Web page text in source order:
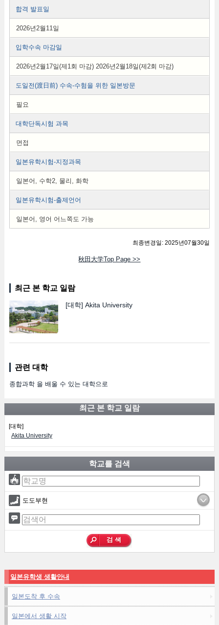
합격 발표일
2026년2월11일
입학수속 마감일
2026년2월17일(제1회 마감) 2026년2월18일(제2회 마감)
도일전(渡日前) 수속-수험을 위한 일본방문
필요
대학단독시험 과목
면접
일본유학시험-지정과목
일본어, 수학2, 물리, 화학
일본유학시험-출제언어
일본어, 영어 어느쪽도 가능
최종변경일: 2025년07월30일
秋田大学Top Page >>
최근 본 학교 일람
[대학] Akita University
관련 대학
종합과학 을 배울 수 있는 대학으로
최근 본 학교 일람
[대학]
Akita University
학교를 검색
도도부현
일본유학생 생활안내
일본도착 후 수속
일본에서 생활 시작